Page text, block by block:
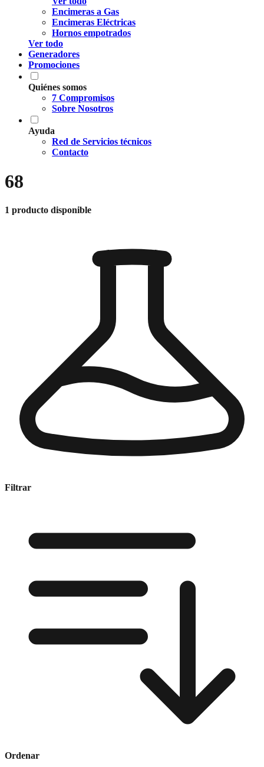
Encimeras a Gas
Encimeras Eléctricas
Hornos empotrados
Ver todo
Generadores
Promociones
Quiénes somos
7 Compromisos
Sobre Nosotros
Ayuda
Red de Servicios técnicos
Contacto
68
1 producto disponible
Filtrar
Ordenar